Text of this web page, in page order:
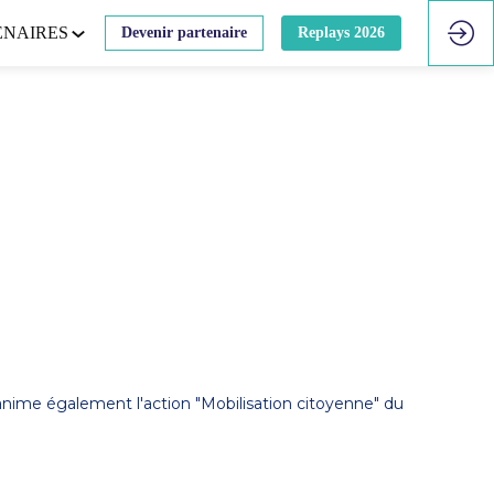
Devenir partenaire Replays 2026
également l'action "Mobilisation citoyenne" du